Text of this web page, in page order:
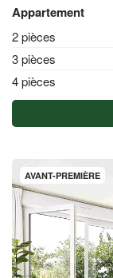
Appartement
2 pièces
3 pièces
4 pièces
AVANT-PREMIÈRE